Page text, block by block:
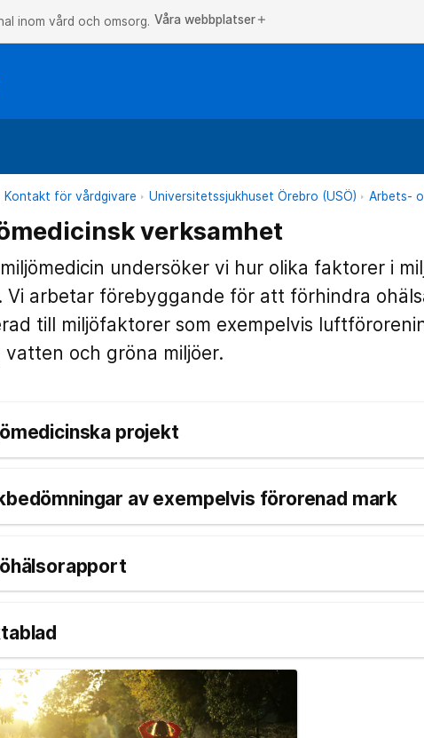
inom vård och omsorg. Våra webbplatser add
Kontakt för vårdgivare Universitetssjukhuset Örebro (USÖ) Arbets-
verksamhet
miljömedicin undersöker vi hur olika faktorer i
Vi arbetar förebyggande för att förhindra
till miljöfaktorer som exempelvis
vatten och gröna miljöer.
projekt
av exempelvis förorenad mark